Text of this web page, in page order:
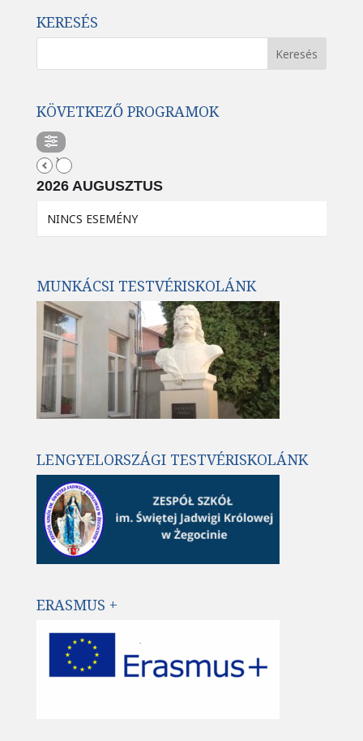
KERESÉS
KÖVETKEZŐ PROGRAMOK
2026 AUGUSZTUS
NINCS ESEMÉNY
MUNKÁCSI TESTVÉRISKOLÁNK
LENGYELORSZÁGI TESTVÉRISKOLÁNK
ERASMUS +